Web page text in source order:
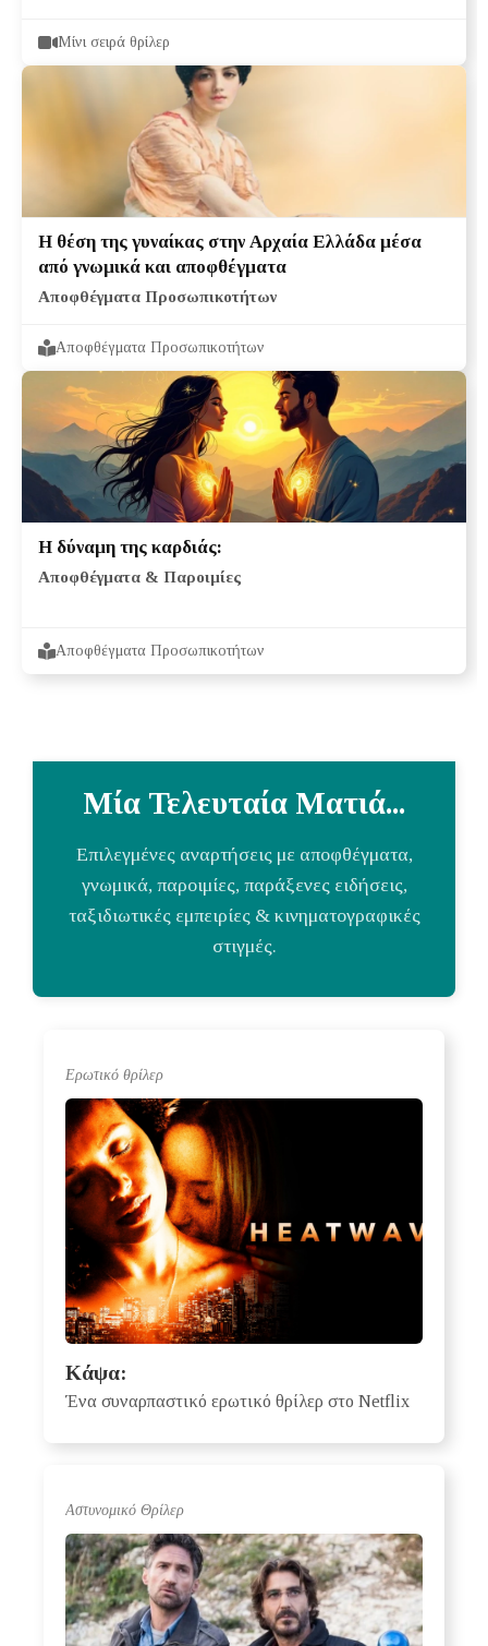
Μίνι σειρά θρίλερ
Η θέση της γυναίκας στην Αρχαία Ελλάδα μέσα
από γνωμικά και αποφθέγματα
Αποφθέγματα Προσωπικοτήτων
Αποφθέγματα Προσωπικοτήτων
Η δύναμη της καρδιάς:
Αποφθέγματα & Παροιμίες
Αποφθέγματα Προσωπικοτήτων
Μία Τελευταία Ματιά...
Επιλεγμένες αναρτήσεις με αποφθέγματα,
γνωμικά, παροιμίες, παράξενες ειδήσεις,
ταξιδιωτικές εμπειρίες & κινηματογραφικές
στιγμές.
Ερωτικό θρίλερ
Κάψα:
Ένα συναρπαστικό ερωτικό θρίλερ στο Netflix
Αστυνομικό Θρίλερ